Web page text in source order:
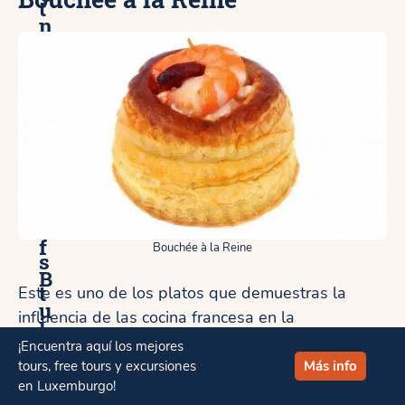
¡Encuentra aquí los mejores
tours, free tours y excursiones
en Luxemburgo!
Más info
n
f
B
u
s
T
t
r
s
t
i
c
o
Bouchée à la Reine
Este es uno de los platos que demuestras la
influencia de las cocina francesa en la
gastronomía de Luxemburgo. Originario de
Francia, el Bouchée à la Reine es también muy
popular en su país vecino.